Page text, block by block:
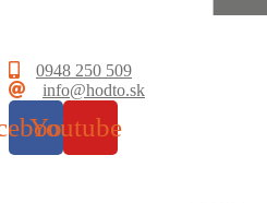
0948 250 509
info@hodto.sk
Youtube